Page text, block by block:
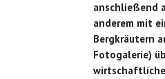
anschließend
anderem mit
Bergkräutern
Fotogalerie)